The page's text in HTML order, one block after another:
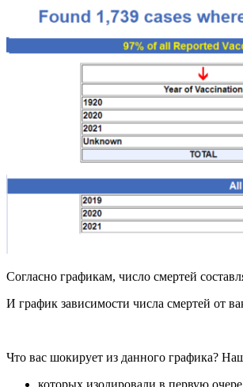
Согласно графикам, число смертей
И график зависимости числа смертей от
Что вас шокирует из данного графика?
которых изолировали в первую